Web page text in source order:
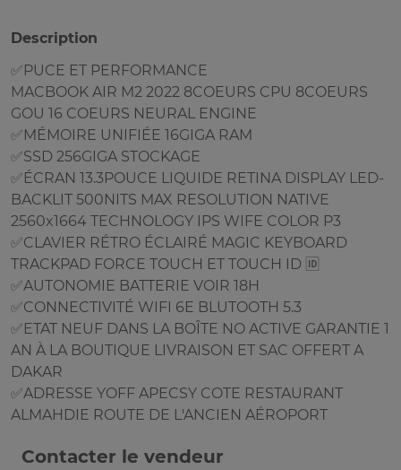
Description
✅PUCE ET PERFORMANCE
MACBOOK AIR M2 2022 8COEURS CPU 8COEURS
GOU 16 COEURS NEURAL ENGINE
✅MÉMOIRE UNIFIÉE 16GIGA RAM
✅SSD 256GIGA STOCKAGE
✅ÉCRAN 13.3POUCE LIQUIDE RETINA DISPLAY LED-
BACKLIT 500NITS MAX RESOLUTION NATIVE
2560x1664 TECHNOLOGY IPS WIFE COLOR P3
✅CLAVIER RÉTRO ÉCLAIRÉ MAGIC KEYBOARD
TRACKPAD FORCE TOUCH ET TOUCH ID 🆔
✅AUTONOMIE BATTERIE VOIR 18H
✅CONNECTIVITÉ WIFI 6E BLUTOOTH 5.3
✅ETAT NEUF DANS LA BOÎTE NO ACTIVE GARANTIE 1
AN À LA BOUTIQUE LIVRAISON ET SAC OFFERT A
DAKAR
✅ADRESSE YOFF APECSY COTE RESTAURANT
ALMAHDIE ROUTE DE L'ANCIEN AÉROPORT
Contacter le vendeur